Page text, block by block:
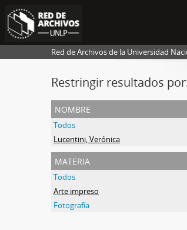
Red de Archivos de la Universidad
Restringir resultados
nombre
Todos
Lucentini, Verónica
materia
Todos
Arte impreso
Fotografía